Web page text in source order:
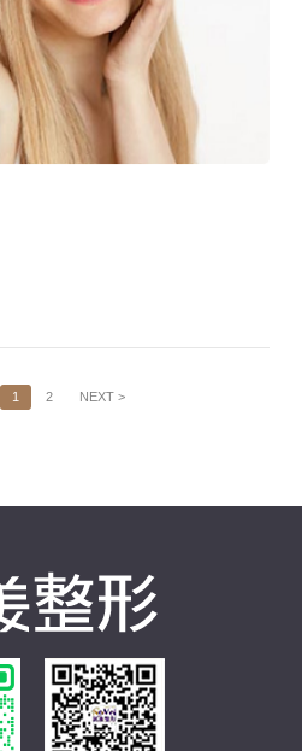
1 2 NEXT >